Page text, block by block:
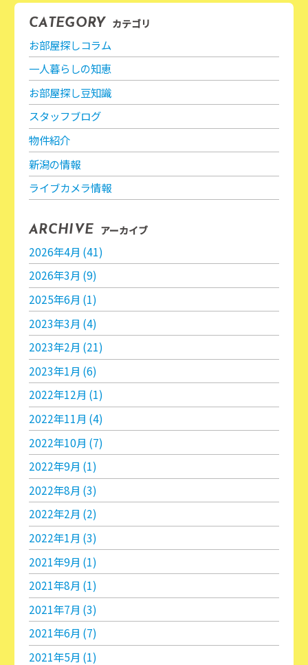
CATEGORY カテゴリ
お部屋探しコラム
一人暮らしの知恵
お部屋探し豆知識
スタッフブログ
物件紹介
新潟の情報
ライブカメラ情報
ARCHIVE アーカイブ
2026年4月 (41)
2026年3月 (9)
2025年6月 (1)
2023年3月 (4)
2023年2月 (21)
2023年1月 (6)
2022年12月 (1)
2022年11月 (4)
2022年10月 (7)
2022年9月 (1)
2022年8月 (3)
2022年2月 (2)
2022年1月 (3)
2021年9月 (1)
2021年8月 (1)
2021年7月 (3)
2021年6月 (7)
2021年5月 (1)